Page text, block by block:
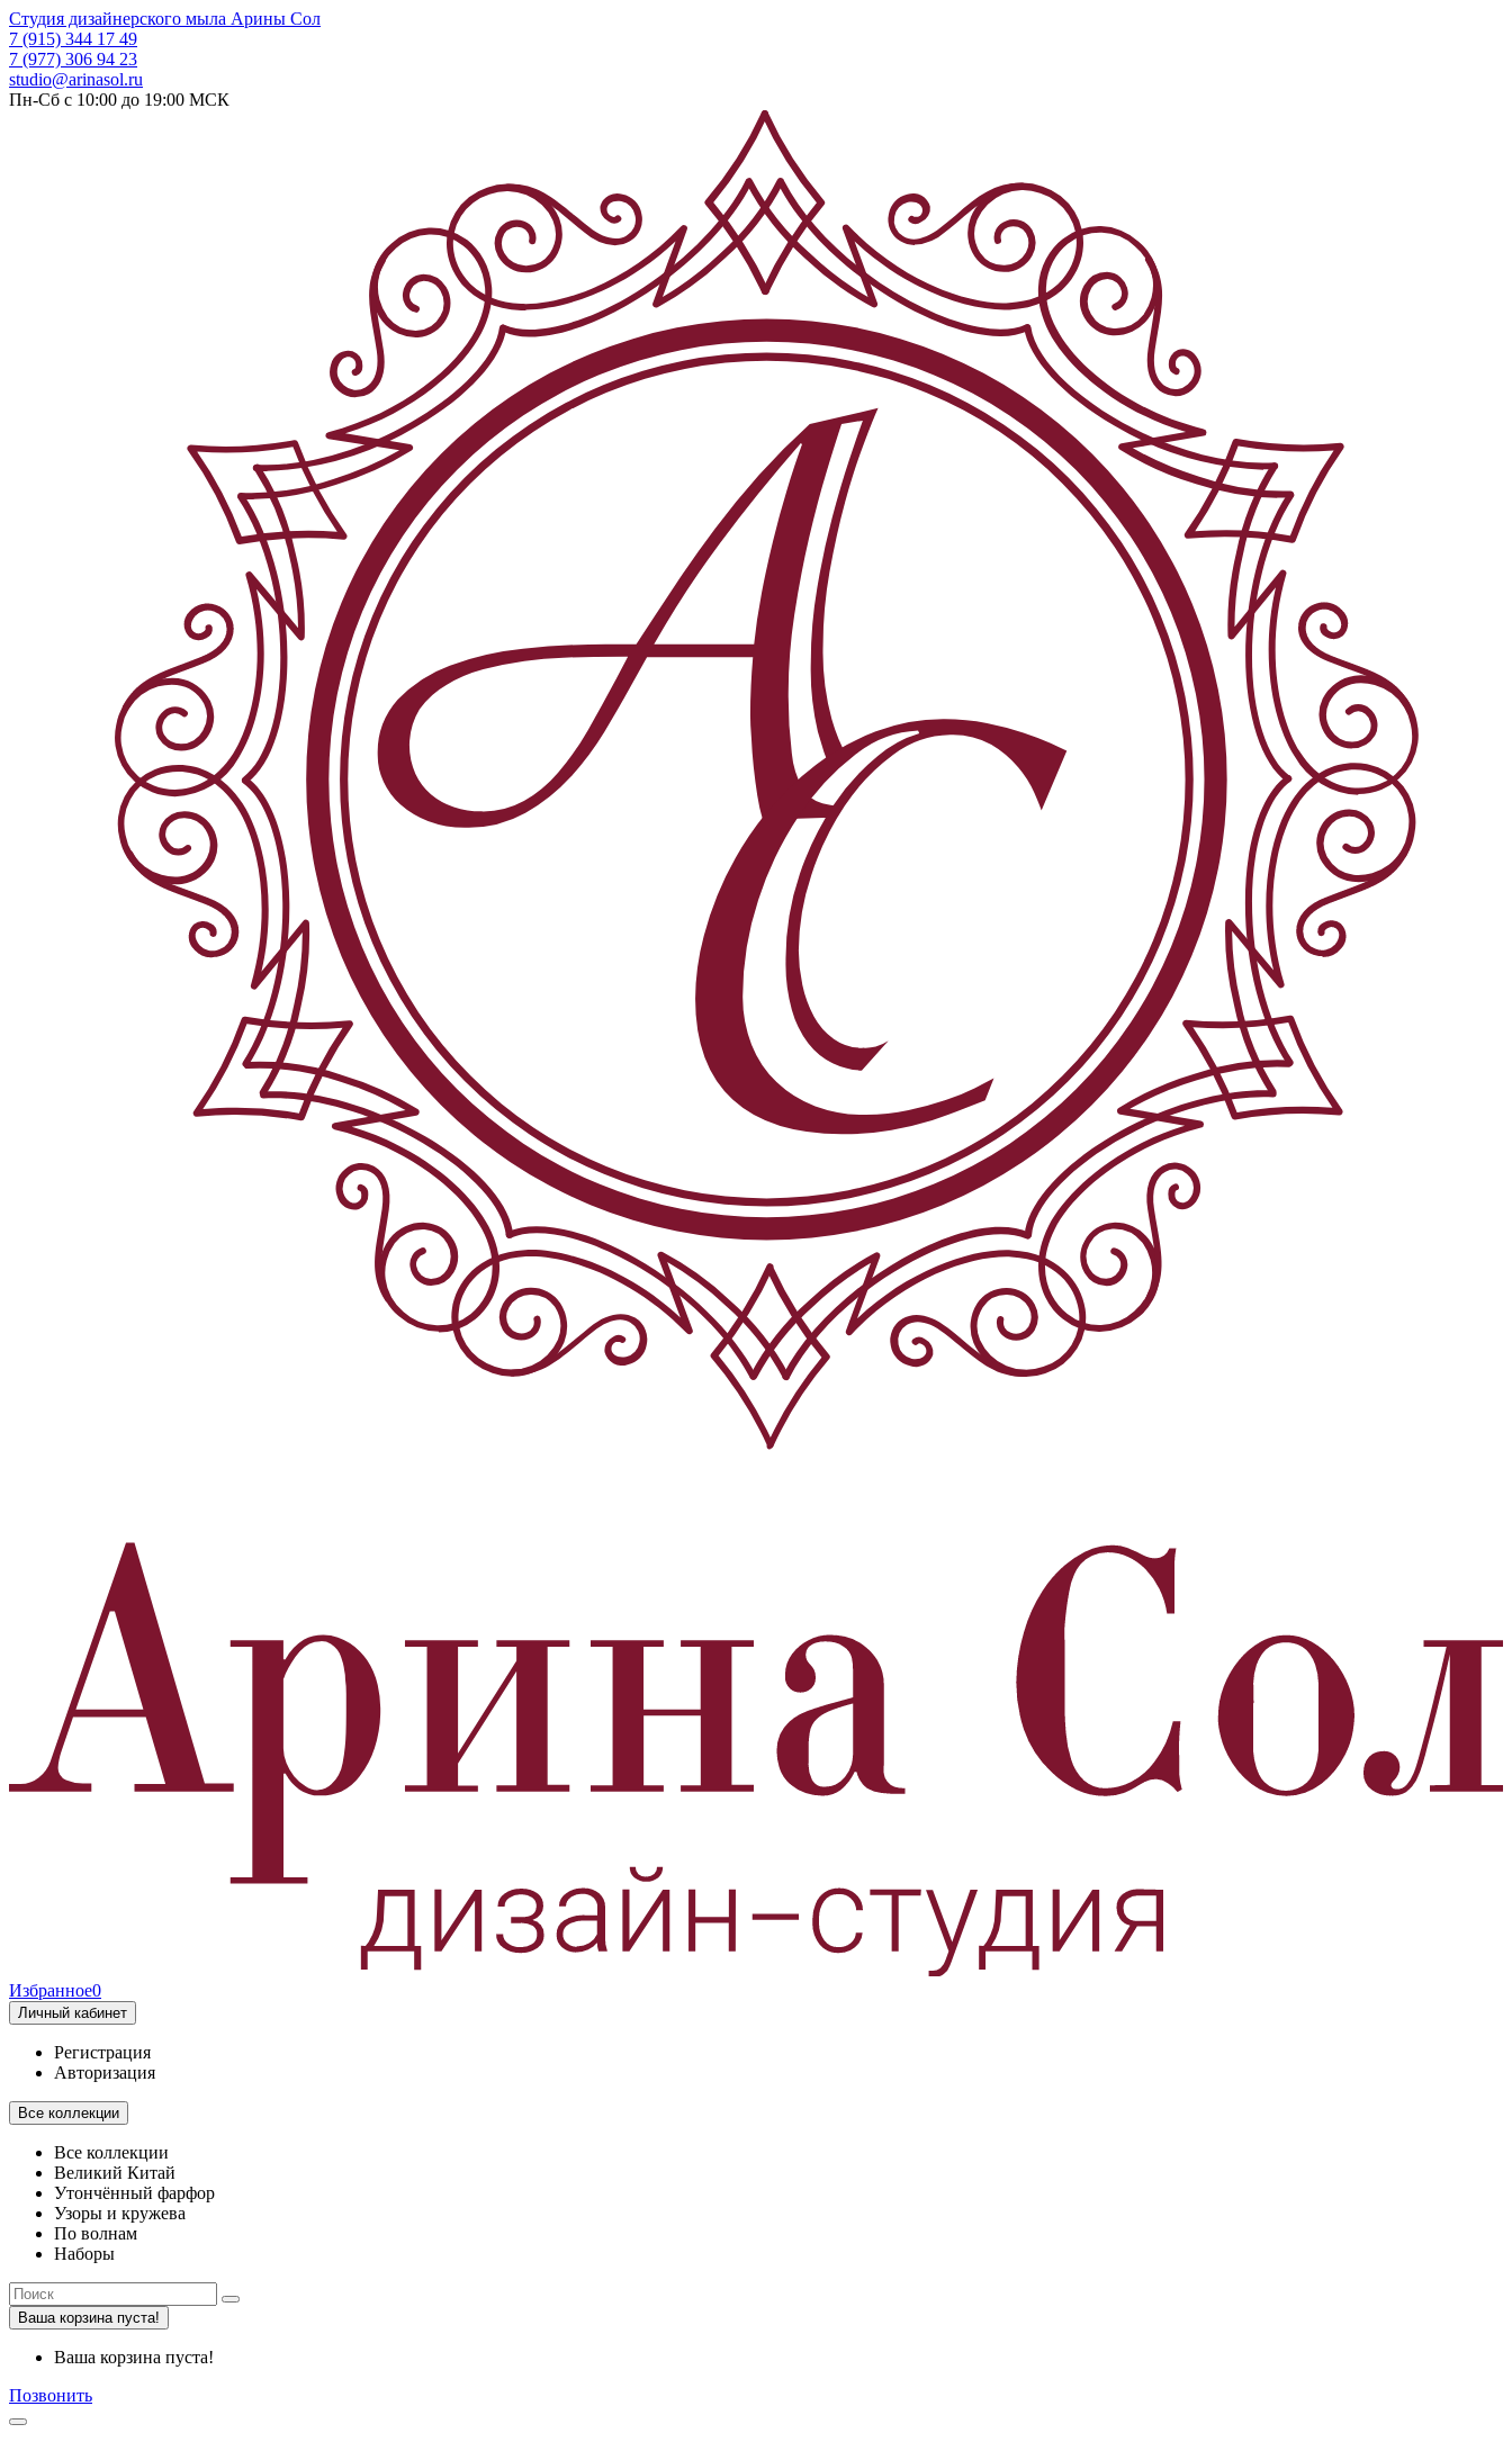
Студия дизайнерского мыла Арины Сол
7 (915) 344 17 49
7 (977) 306 94 23
studio@arinasol.ru
Пн-Сб с 10:00 до 19:00 МСК
Избранное0
Личный кабинет
Регистрация
Авторизация
Все коллекции
Все коллекции
Великий Китай
Утончённый фарфор
Узоры и кружева
По волнам
Наборы
Ваша корзина пуста!
Ваша корзина пуста!
Позвонить